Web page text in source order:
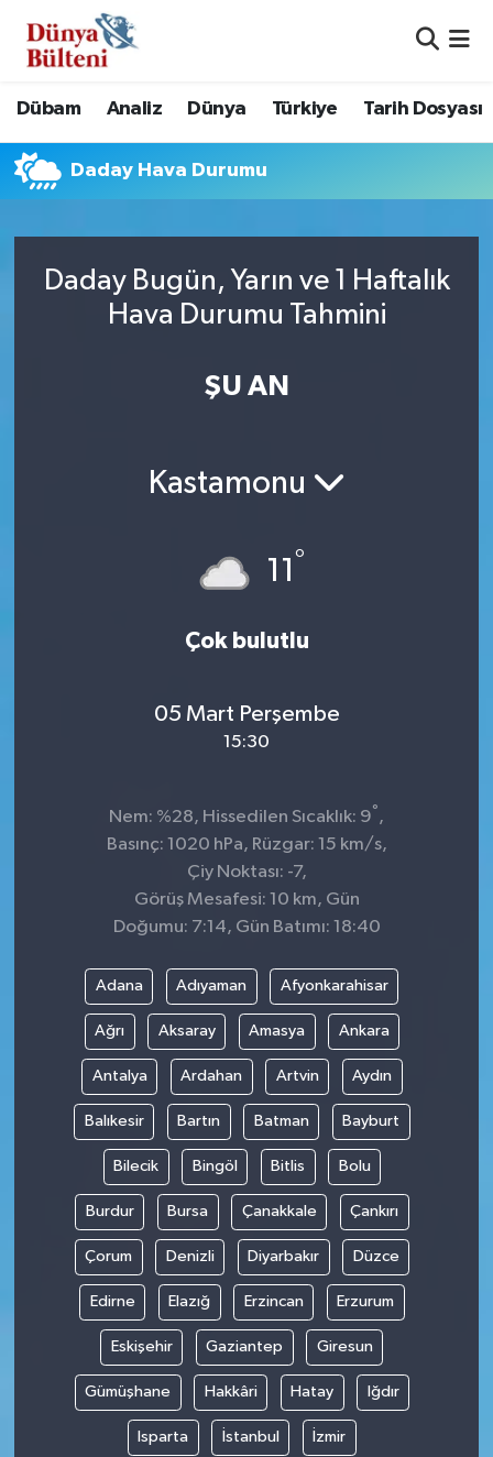
Dübam Analiz Dünya Türkiye Tarih Dosyası
Daday Hava Durumu
Daday Bugün, Yarın ve 1 Haftalık
Hava Durumu Tahmini
ŞU AN
Kastamonu
11 °
Çok bulutlu
05 Mart Perşembe
15:30
Nem: %28, Hissedilen Sıcaklık: 9° ,
Basınç: 1020 hPa, Rüzgar: 15 km/s,
Çiy Noktası: -7,
Görüş Mesafesi: 10 km, Gün
Doğumu: 7:14, Gün Batımı: 18:40
Adana Adıyaman Afyonkarahisar
Ağrı Aksaray Amasya Ankara
Antalya Ardahan Artvin Aydın
Balıkesir Bartın Batman Bayburt
Bilecik Bingöl Bitlis Bolu
Burdur Bursa Çanakkale Çankırı
Çorum Denizli Diyarbakır Düzce
Edirne Elazığ Erzincan Erzurum
Eskişehir Gaziantep Giresun
Gümüşhane Hakkâri Hatay Iğdır
Isparta İstanbul İzmir
Hava Durumu
Namaz Vakitleri
Süper Lig Puan Durumu ve Fikstür
Haber Arşivi